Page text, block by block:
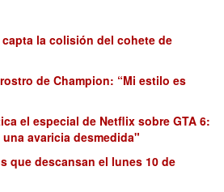
la colisión del cohete de
de Champion: “Mi estilo es
el especial de Netflix sobre GTA 6:
avaricia desmedida"
que descansan el lunes 10 de